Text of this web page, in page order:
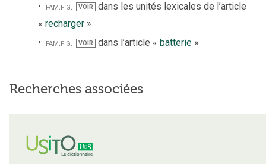
fam.fig. VOIR
dans les unités lexicales de l’article
« recharger »
fam.fig. VOIR dans l’article « batterie»
Recherches associées